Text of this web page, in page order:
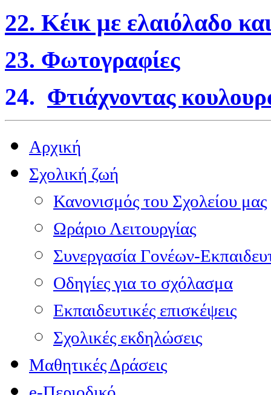
22. Κέικ με ελαιόλαδο
23. Φωτογραφίες
24. Φτιάχνοντας
Αρχική
Σχολική ζωή
Κανονισμός του Σχολείου μας
Ωράριο Λειτουργίας
Συνεργασία Γονέων-
Οδηγίες για το σχόλασμα
Εκπαιδευτικές επισκέψεις
Σχολικές εκδηλώσεις
Μαθητικές Δράσεις